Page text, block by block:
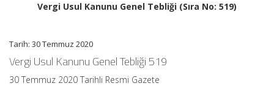
Vergi Usul Kanunu Genel Tebliği (Sıra No: 519)
Tarih: 30 Temmuz 2020
Vergi Usul Kanunu Genel Tebliği 519
30 Temmuz 2020 Tarihli Resmi Gazete